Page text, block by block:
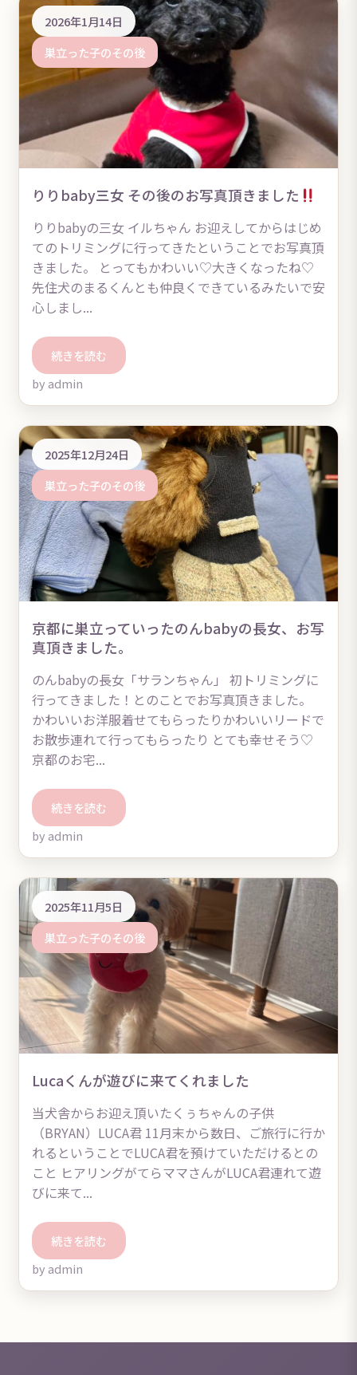
2026年1月14日
巣立った子のその後
りりbaby三女 その後のお写真頂きました
りりbabyの三女 イルちゃん お迎えしてからはじめ
てのトリミングに行ってきたということでお写真頂
きました。 とってもかわいい♡大きくなったね♡
先住犬のまるくんとも仲良くできているみたいで安
心しまし...
続きを読む
by admin
2025年12月24日
巣立った子のその後
京都に巣立っていったのんbabyの長女、お写
真頂きました。
のんbabyの長女「サランちゃん」 初トリミングに
行ってきました！とのことでお写真頂きました。
かわいいお洋服着せてもらったりかわいいリードで
お散歩連れて行ってもらったり とても幸せそう♡
京都のお宅...
続きを読む
by admin
2025年11月5日
巣立った子のその後
Lucaくんが遊びに来てくれました
当犬舎からお迎え頂いたくぅちゃんの子供
（BRYAN）LUCA君 11月末から数日、ご旅行に行か
れるということでLUCA君を預けていただけるとの
こと ヒアリングがてらママさんがLUCA君連れて遊
びに来て...
続きを読む
by admin